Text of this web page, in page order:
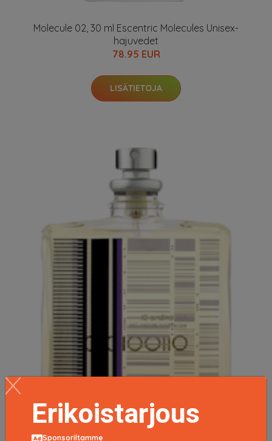
Molecule 02, 30 ml Escentric Molecules Unisex-
hajuvedet
78.95 EUR
LISÄTIETOJA
Erikoistarjous
Sponsoriltamme